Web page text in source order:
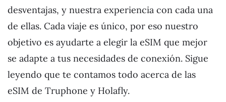
desventajas, y nuestra experiencia con cada una
de ellas. Cada viaje es único, por eso nuestro
objetivo es ayudarte a elegir la eSIM que mejor
se adapte a tus necesidades de conexión. Sigue
leyendo que te contamos todo acerca de las
eSIM de Truphone y Holafly.